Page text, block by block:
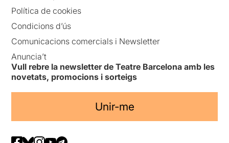
Política de cookies
Condicions d’ús
Comunicacions comercials i Newsletter
Anuncia’t
Vull rebre la newsletter de Teatre Barcelona amb les
novetats, promocions i sorteigs
Unir-me